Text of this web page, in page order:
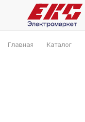
Главная Каталог